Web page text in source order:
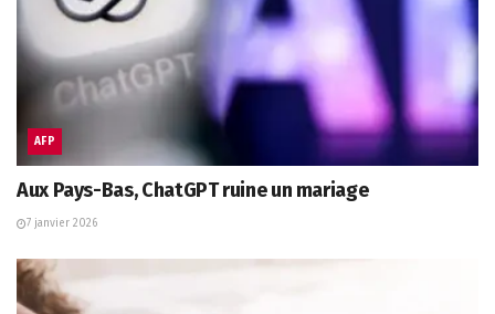
AFP
Aux Pays-Bas, ChatGPT ruine un mariage
7 janvier 2026